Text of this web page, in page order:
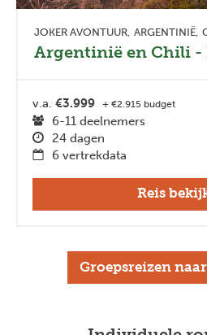
JOKER AVONTUUR ARGENTINIË
Argentinië en Chili -
v.a. €3.999 + €2.915 budget
6-11 deelnemers
24 dagen
6 vertrekdata
Reis
Groepsreizen